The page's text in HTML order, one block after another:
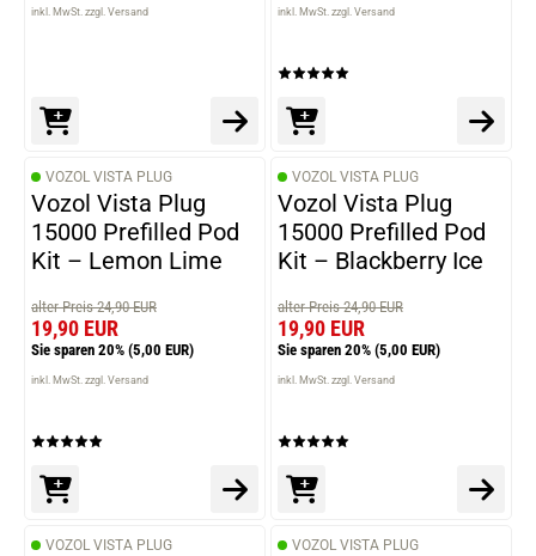
inkl. MwSt. zzgl. Versand inkl. MwSt. zzgl. Versand
VOZOL VISTA PLUG
Vozol Vista Plug
15000 Prefilled Pod
Kit – Lemon Lime
alter Preis 24,90 EUR
19,90 EUR
Sie sparen 20% (5,00 EUR)
inkl. MwSt. zzgl. Versand
VOZOL VISTA PLUG
Vozol Vista Plug
15000 Prefilled Pod
Kit – Blackberry Ice
alter Preis 24,90 EUR
19,90 EUR
Sie sparen 20% (5,00 EUR)
inkl. MwSt. zzgl. Versand
VOZOL VISTA PLUG VOZOL VISTA PLUG